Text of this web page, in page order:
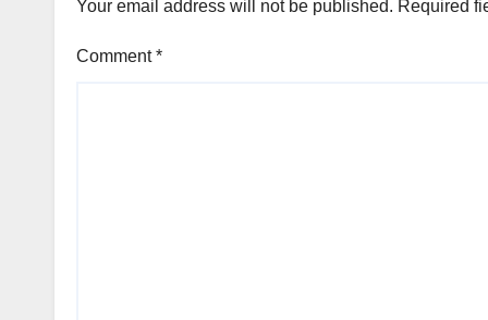
Your email address will not be published. Required
Comment*